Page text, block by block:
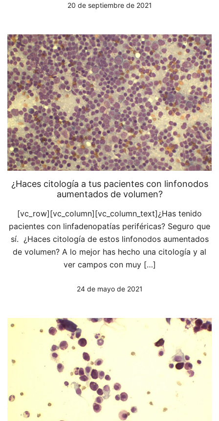
20 de septiembre de 2021
¿Haces citología a tus pacientes con linfonodos
aumentados de volumen?
[vc_row][vc_column][vc_column_text]¿Has tenido
pacientes con linfadenopatías periféricas? Seguro que
sí. ¿Haces citología de estos linfonodos aumentados
de volumen? A lo mejor has hecho una citología y al
ver campos con muy […]
24 de mayo de 2021